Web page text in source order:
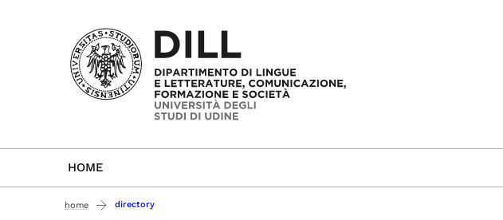
Passa al contenuto principale
HOME
home directory